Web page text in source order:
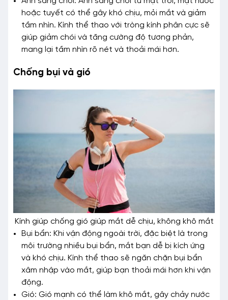
hoặc tuyết có thể gây khó chịu, mỏi mắt và giảm
tầm nhìn. Kính thể thao với tròng kính phân cực sẽ
giúp giảm chói và tăng cường độ tương phản,
mang lại tầm nhìn rõ nét và thoải mái hơn.
Chống bụi và gió
Kính giúp chống gió giúp mắt dễ chịu, không khô mắt
Bụi bẩn: Khi vận động ngoài trời, đặc biệt là trong
môi trường nhiều bụi bẩn, mắt bạn dễ bị kích ứng
và khó chịu. Kính thể thao sẽ ngăn chặn bụi bẩn
xâm nhập vào mắt, giúp bạn thoải mái hơn khi vận
động.
Gió: Gió mạnh có thể làm khô mắt, gây chảy nước